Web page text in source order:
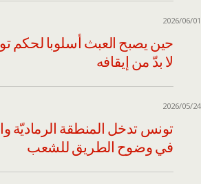
2026/06/01
حين يصبح العبث أسلوبا لحكم
لا بدّ من إيقافه
2026/05/24
تونس تدخل المنطقة الرماديّة
في وضوح الطريق للشعب